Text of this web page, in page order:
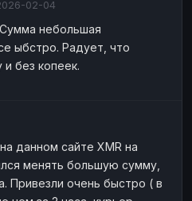
02-04
небольшая
ыбстро. Радует, что
без копеек.
данном сайте XMR на
менять большую сумму,
Привезли очень быстро ( в